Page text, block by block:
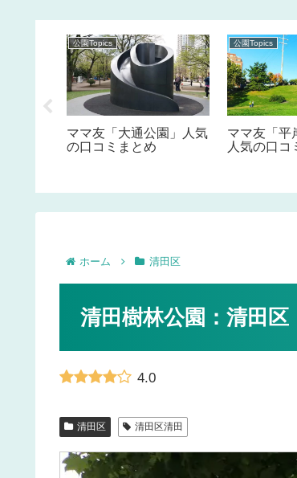
公園Topics
ママ友「大通公園」人気
の口コミまとめ
公園Topics
ママ友「平
人気の口コ
ホーム 清田区
清田樹林公園：清田区
4.0
清田区 清田区清田